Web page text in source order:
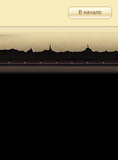
В начало